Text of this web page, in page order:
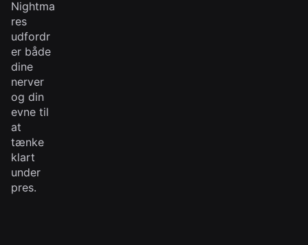
Nightma
res
udfordr
er både
dine
nerver
og din
evne til
at
tænke
klart
under
pres.